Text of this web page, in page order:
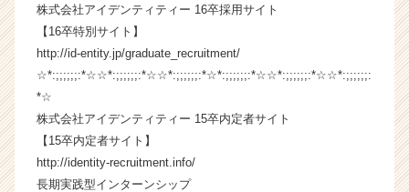
リ
（C
h
r
a
r
株式会社アイデンティティー 16卒採用サイト
【16卒特別サイト】
http://id-entity.jp/graduate_recruitment/
☆*:;;;;;;:*☆☆*:;;;;;;:*☆☆*:;;;;;;:*☆*:;;;;;;:*☆☆*:;;;;;;:*☆☆*:;;;;;;:
*☆
株式会社アイデンティティー 15卒内定者サイト
【15卒内定者サイト】
http://identity-recruitment.info/
長期実践型インターンシップ